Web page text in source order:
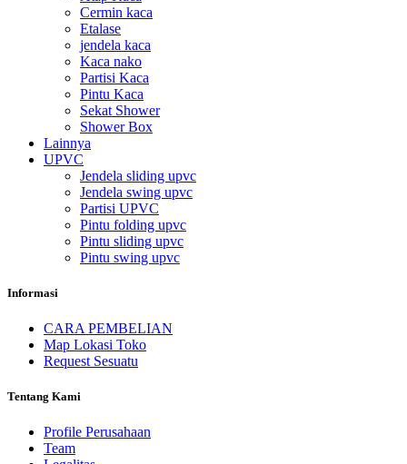
Cermin kaca
Etalase
jendela kaca
Kaca nako
Partisi Kaca
Pintu Kaca
Sekat Shower
Shower Box
Lainnya
UPVC
Jendela sliding upvc
Jendela swing upvc
Partisi UPVC
Pintu folding upvc
Pintu sliding upvc
Pintu swing upvc
Informasi
CARA PEMBELIAN
Map Lokasi Toko
Request Sesuatu
Tentang Kami
Profile Perusahaan
Team